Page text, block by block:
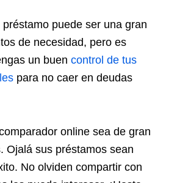
puede ser una gran
de necesidad, pero es
un buen control de tus
para no caer en deudas
online sea de gran
Ojalá sus préstamos sean
No olviden compartir con